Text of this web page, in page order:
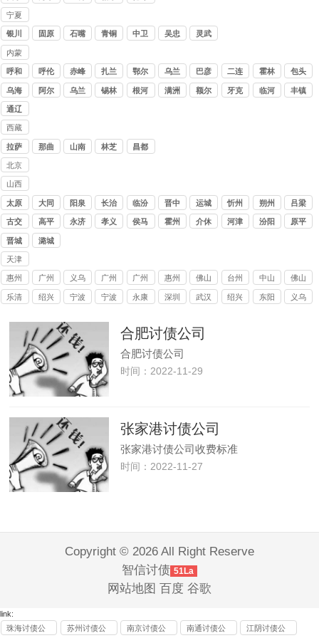
公司
宁夏
讨债
公司
银川 固原
石嘴
青铜
中卫 吴忠 灵武
内蒙
古讨
债公
司
呼和
浩特
呼伦
贝尔
赤峰
扎兰
屯
鄂尔
多斯
乌兰
察布
巴彦
淖尔
二连
浩特
霍林
郭勒
包头
乌海
阿尔
乌兰
锡林
根河
满洲
额尔
牙克
临河 丰镇
通辽
西藏
讨债
公司
拉萨 那曲 山南 林芝 昌都
北京
讨债
公司
山西
讨债
公司
太原 大同 阳泉 长治 临汾 晋中 运城 忻州 朔州 吕梁
古交 高平 永济 孝义 侯马 霍州 介休 河津 汾阳 原平
晋城 潞城
天津
讨债
公司
惠州
要账
广州
要账
义乌
讨债
广州
收数
广州
讨债
惠州
讨债
佛山
要账
台州
临海
中山
收数
佛山
讨债
乐清
绍兴
讨债
公司
宁波
公司
宁波
永康
公司
深圳
公司
武汉
公司
绍兴
东阳
义乌
合肥讨债公司
合肥讨债公司
时间：2022-11-29
张家港讨债公司
张家港讨债公司收费标准
时间：2022-11-27
Copyright © 2026 All Right Reserve
智信讨债 51La
网站地图 百度 谷歌
link:
珠海讨债公
苏州讨债公 南京讨债公 南通讨债公 江阴讨债公